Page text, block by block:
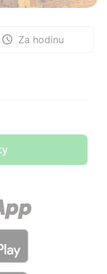
Za hodinu